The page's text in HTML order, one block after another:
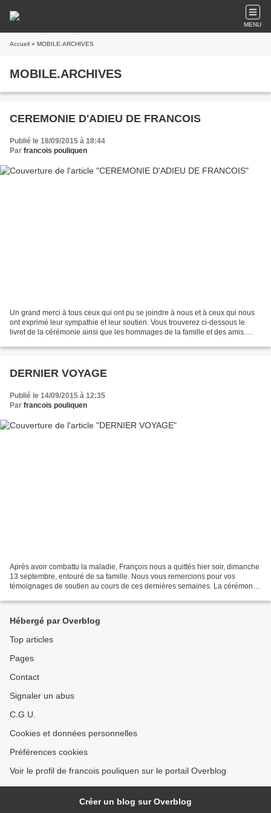
MENU
Accueil » MOBILE.ARCHIVES
MOBILE.ARCHIVES
CEREMONIE D'ADIEU DE FRANCOIS
Publié le 18/09/2015 à 18:44
Par francois pouliquen
Un grand merci à tous ceux qui ont pu se joindre à nous et à ceux qui nous
ont exprimé leur sympathie et leur soutien. Vous trouverez ci-dessous le
livret de la cérémonie ainsi que les hommages de la famille et des amis.
DERNIER VOYAGE
Publié le 14/09/2015 à 12:35
Par francois pouliquen
Après avoir combattu la maladie, François nous a quittés hier soir, dimanche
13 septembre, entouré de sa famille. Nous vous remercions pour vos
témoignages de soutien au cours de ces dernières semaines. La cérémonie
Hébergé par Overblog
Top articles
Pages
Contact
Signaler un abus
C.G.U.
Cookies et données personnelles
Préférences cookies
Voir le profil de francois pouliquen sur le portail Overblog
Créer un blog sur Overblog